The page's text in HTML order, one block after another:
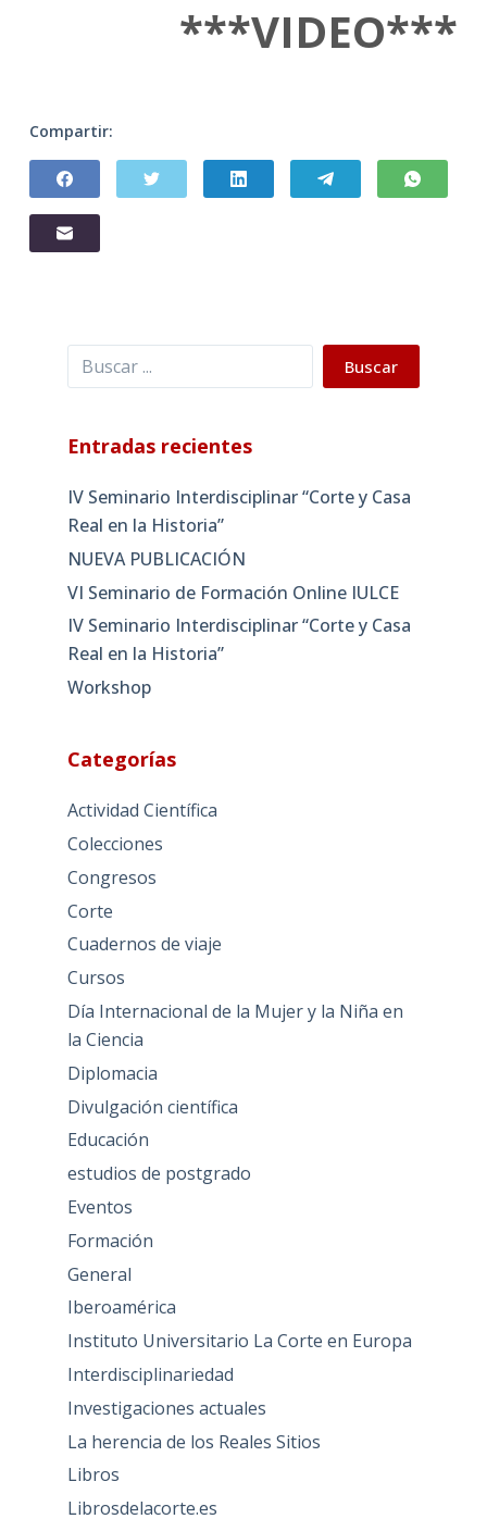
***VIDEO***
Compartir:
Buscar Buscar
Entradas recientes
IV Seminario Interdisciplinar “Corte y Casa
Real en la Historia”
NUEVA PUBLICACIÓN
VI Seminario de Formación Online IULCE
IV Seminario Interdisciplinar “Corte y Casa
Real en la Historia”
Workshop
Categorías
Actividad Científica
Colecciones
Congresos
Corte
Cuadernos de viaje
Cursos
Día Internacional de la Mujer y la Niña en
la Ciencia
Diplomacia
Divulgación científica
Educación
estudios de postgrado
Eventos
Formación
General
Iberoamérica
Instituto Universitario La Corte en Europa
Interdisciplinariedad
Investigaciones actuales
La herencia de los Reales Sitios
Libros
Librosdelacorte.es